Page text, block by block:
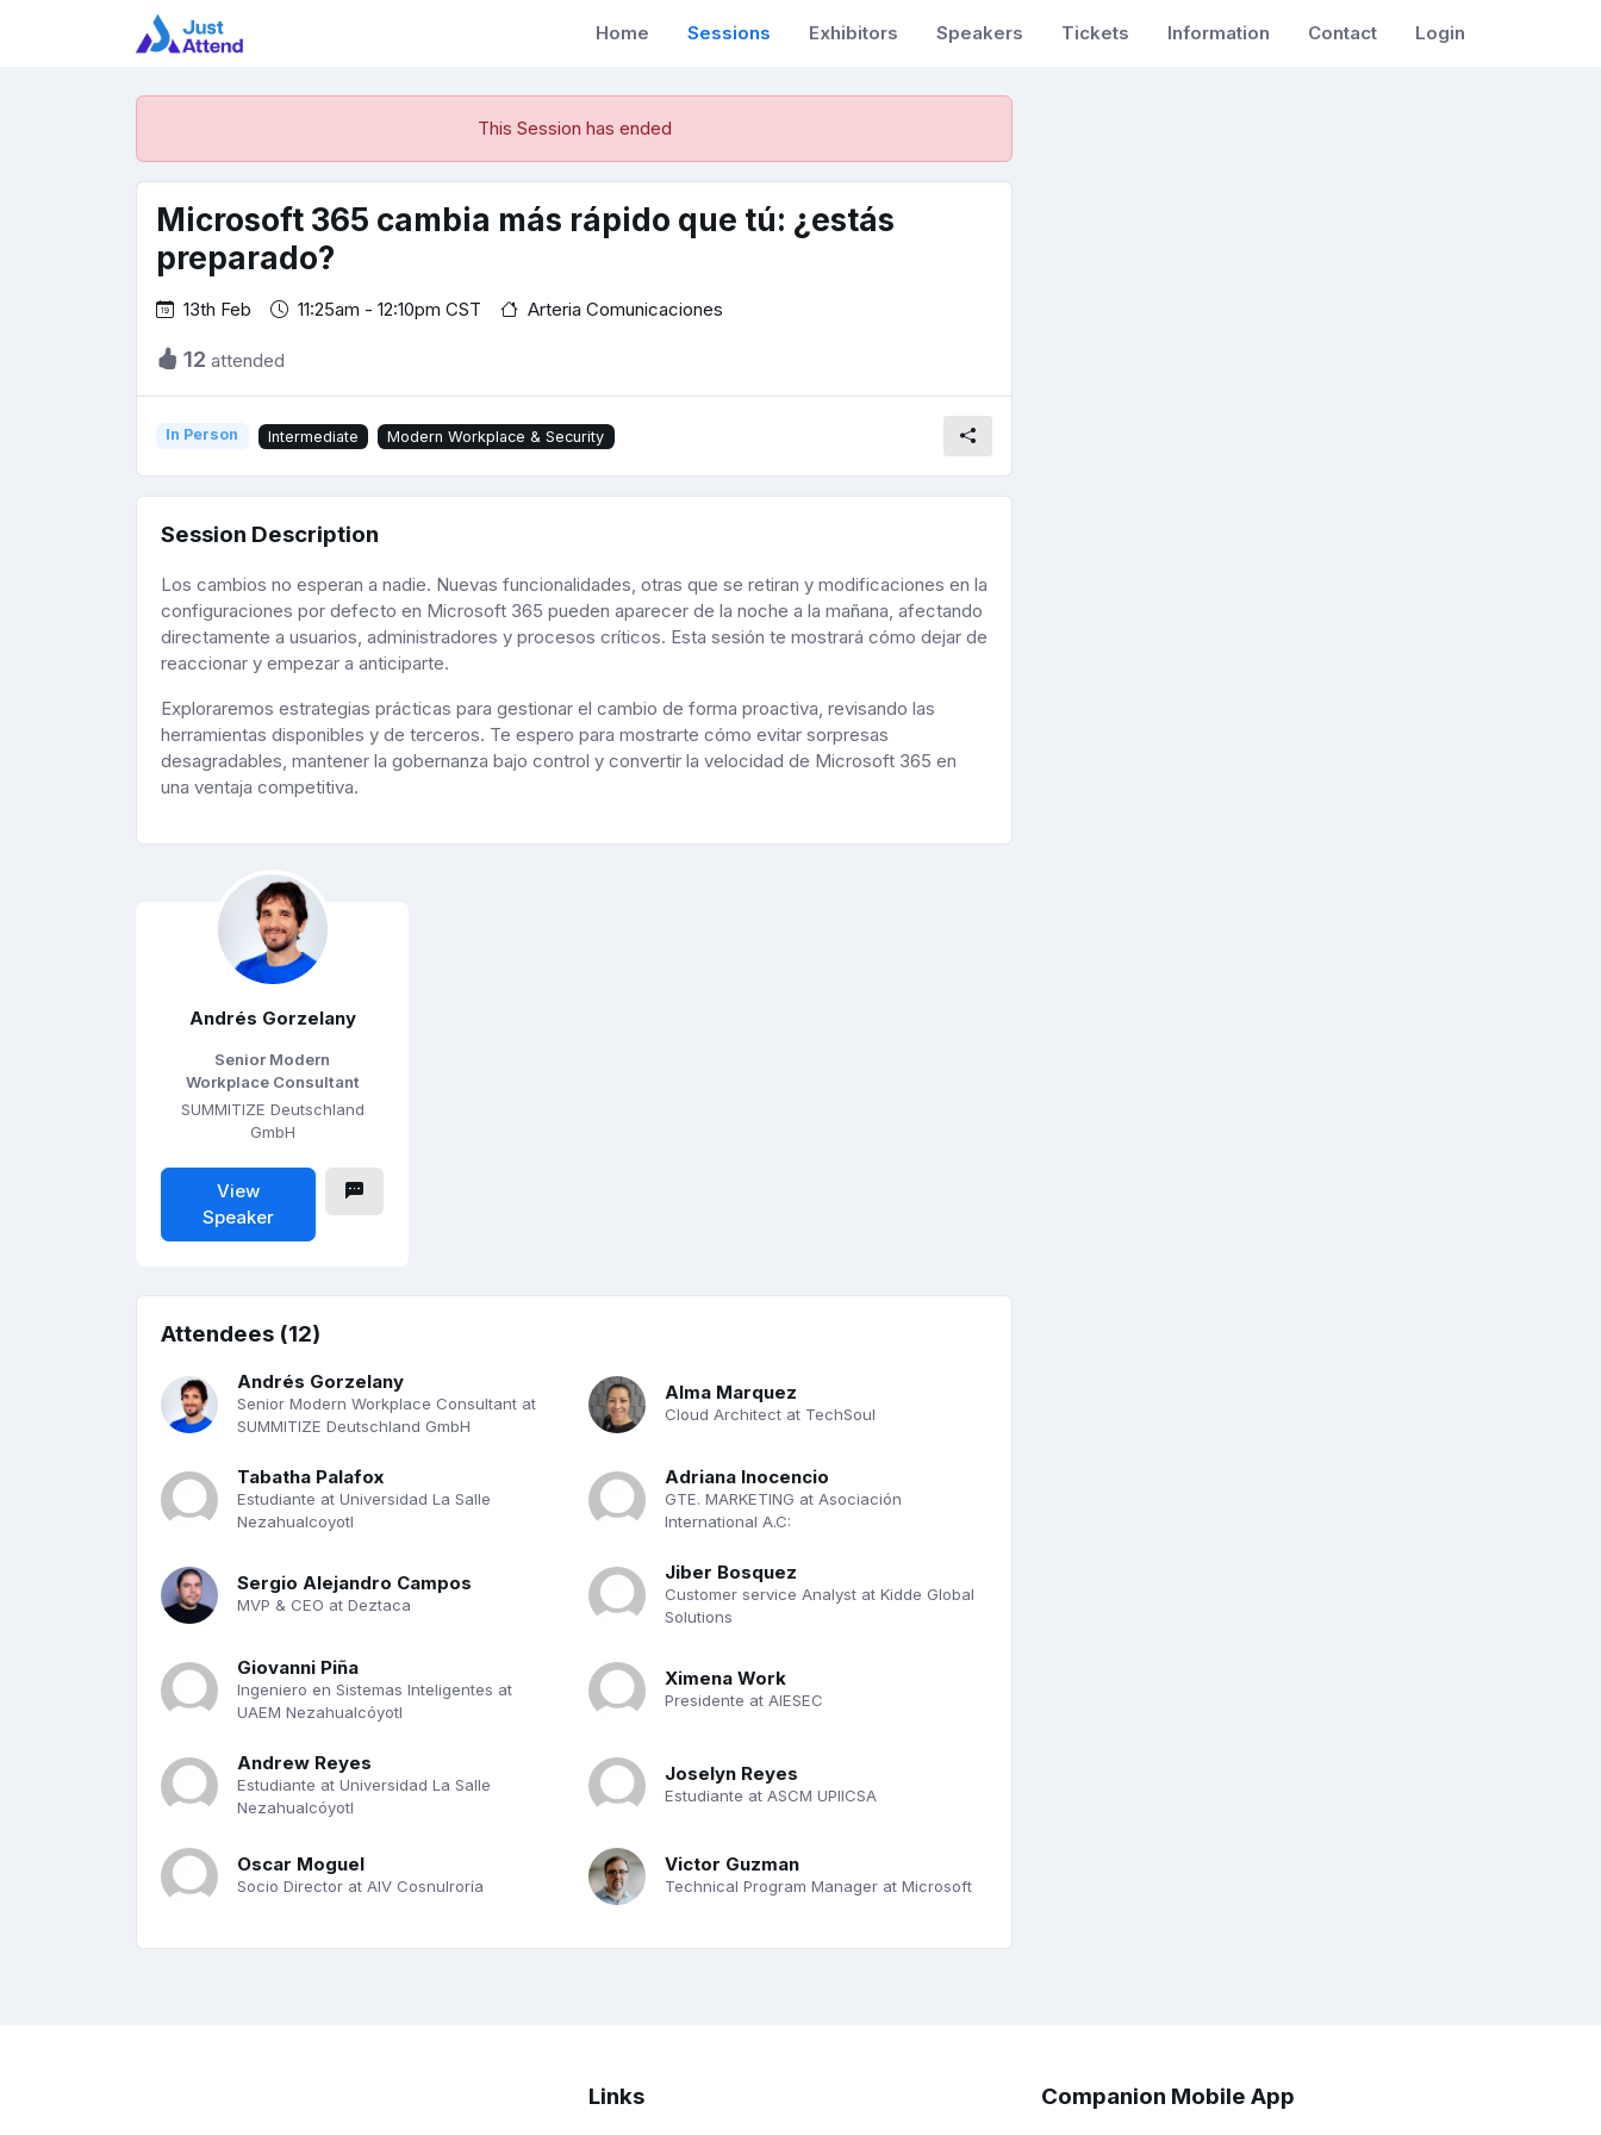
Home Sessions Exhibitors Speakers Tickets Information Contact Login
This Session has ended
Microsoft 365 cambia más rápido que tú: ¿estás
preparado?
13th Feb 11:25am - 12:10pm CST Arteria Comunicaciones
12 attended
In Person Intermediate Modern Workplace & Security
Session Description
Los cambios no esperan a nadie. Nuevas funcionalidades, otras que se retiran y modificaciones en la
configuraciones por defecto en Microsoft 365 pueden aparecer de la noche a la mañana, afectando
directamente a usuarios, administradores y procesos críticos. Esta sesión te mostrará cómo dejar de
reaccionar y empezar a anticiparte.
Exploraremos estrategias prácticas para gestionar el cambio de forma proactiva, revisando las
herramientas disponibles y de terceros. Te espero para mostrarte cómo evitar sorpresas
desagradables, mantener la gobernanza bajo control y convertir la velocidad de Microsoft 365 en
una ventaja competitiva.
Andrés Gorzelany
Senior Modern
Workplace Consultant
SUMMITIZE Deutschland
GmbH
View
Speaker
Attendees (12)
Andrés Gorzelany
Senior Modern Workplace Consultant at
SUMMITIZE Deutschland GmbH
Alma Marquez
Cloud Architect at TechSoul
Tabatha Palafox
Estudiante at Universidad La Salle
Nezahualcoyotl
Adriana Inocencio
GTE. MARKETING at Asociación
International A.C:
Sergio Alejandro Campos
MVP & CEO at Deztaca
Jiber Bosquez
Customer service Analyst at Kidde Global
Solutions
Giovanni Piña
Ingeniero en Sistemas Inteligentes at
UAEM Nezahualcóyotl
Ximena Work
Presidente at AIESEC
Andrew Reyes
Estudiante at Universidad La Salle
Nezahualcóyotl
Joselyn Reyes
Estudiante at ASCM UPIICSA
Oscar Moguel
Socio Director at AIV Cosnulroría
Victor Guzman
Technical Program Manager at Microsoft
Links Companion Mobile App